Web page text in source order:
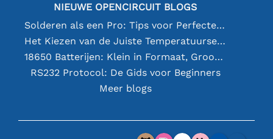
NIEUWE OPENCIRCUIT BLOGS
Solderen als een Pro: Tips voor Perfecte Elektronische Verbindingen
Het Kiezen van de Juiste Temperatuursensor [youtube]
18650 Batterijen: Klein in Formaat, Groot in Prestatie
RS232 Protocol: De Gids voor Beginners
Meer blogs